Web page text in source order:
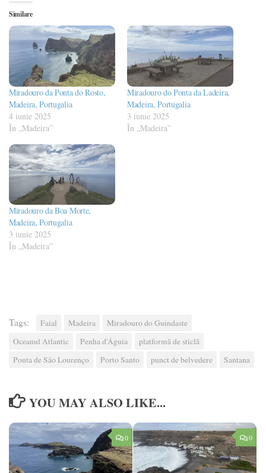
Similare
Miradouro da Ponta do Rosto,
Madeira, Portugalia
4 iunie 2025
În „Madeira”
Miradouro do Ponta da Ladeira,
Madeira, Portugalia
3 iunie 2025
În „Madeira”
Miradouro da Boa Morte,
Madeira, Portugalia
3 iunie 2025
În „Madeira”
Tags: Faial Madeira
Miradouro do Guindaste
Oceanul Atlantic
Penha d'Águia
platformă de sticlă
Ponta de São Lourenço
Porto Santo punct de belvedere Santana
YOU MAY ALSO LIKE...
0 0